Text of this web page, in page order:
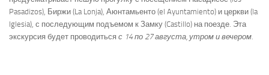
Pasadizos), Биржи (La Lonja), Аюнтамьенто (el Ayuntamiento) и церкви (la
Iglesia), с последующим подъемом к Замку (Castillo) на поезде. Эта
экскурсия будет проводиться с 14 по 27 августа, утром и вечером.